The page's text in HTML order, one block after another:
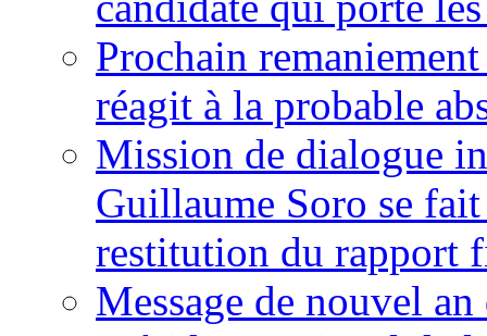
Prochain
réagit à la probable
Mission de dialogue
Guillaume Soro se
restitution du rapport
Message de nouvel